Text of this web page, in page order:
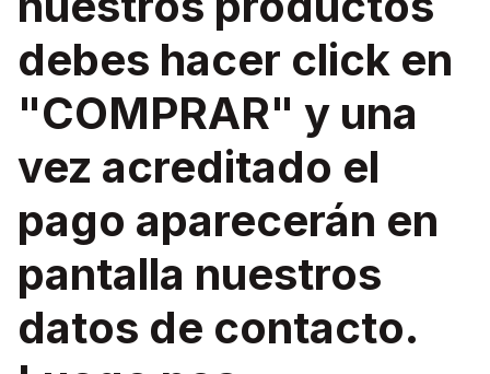
debes hacer click en
"COMPRAR" y una
vez acreditado el
pago aparecerán en
pantalla nuestros
datos de contacto.